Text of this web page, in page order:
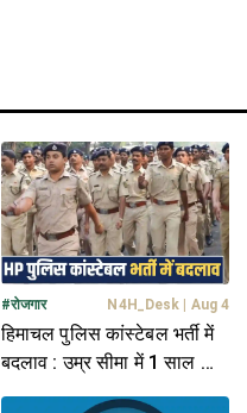
#रोजगार N4H_Desk Aug 4
हिमाचल पुलिस कांस्टेबल भर्ती में
बदलाव : उम्र सीमा में 1 साल की
छूट, आवेदन की तिथि भी बढ़ी